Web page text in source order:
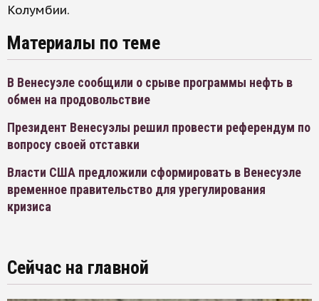
Колумбии.
Материалы по теме
В Венесуэле сообщили о срыве программы нефть в
обмен на продовольствие
Президент Венесуэлы решил провести референдум по
вопросу своей отставки
Власти США предложили сформировать в Венесуэле
временное правительство для урегулирования
кризиса
Сейчас на главной